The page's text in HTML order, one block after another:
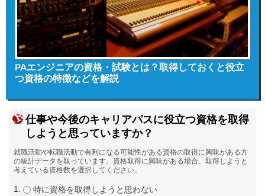
PAエンジニアの資格・試験とは？取得しておくと役立
つ資格の特徴などを解説
仕事や今後のキャリアパスに役立つ資格を取得
しようと思っていますか？
就職活動や転職活動で有利になる可能性がある資格の取得に興味がある方
の統計データを取っています。資格取得に興味がある場合、取得しようと
考えている資格数を選択してください。
特に資格を取得しようと思わない